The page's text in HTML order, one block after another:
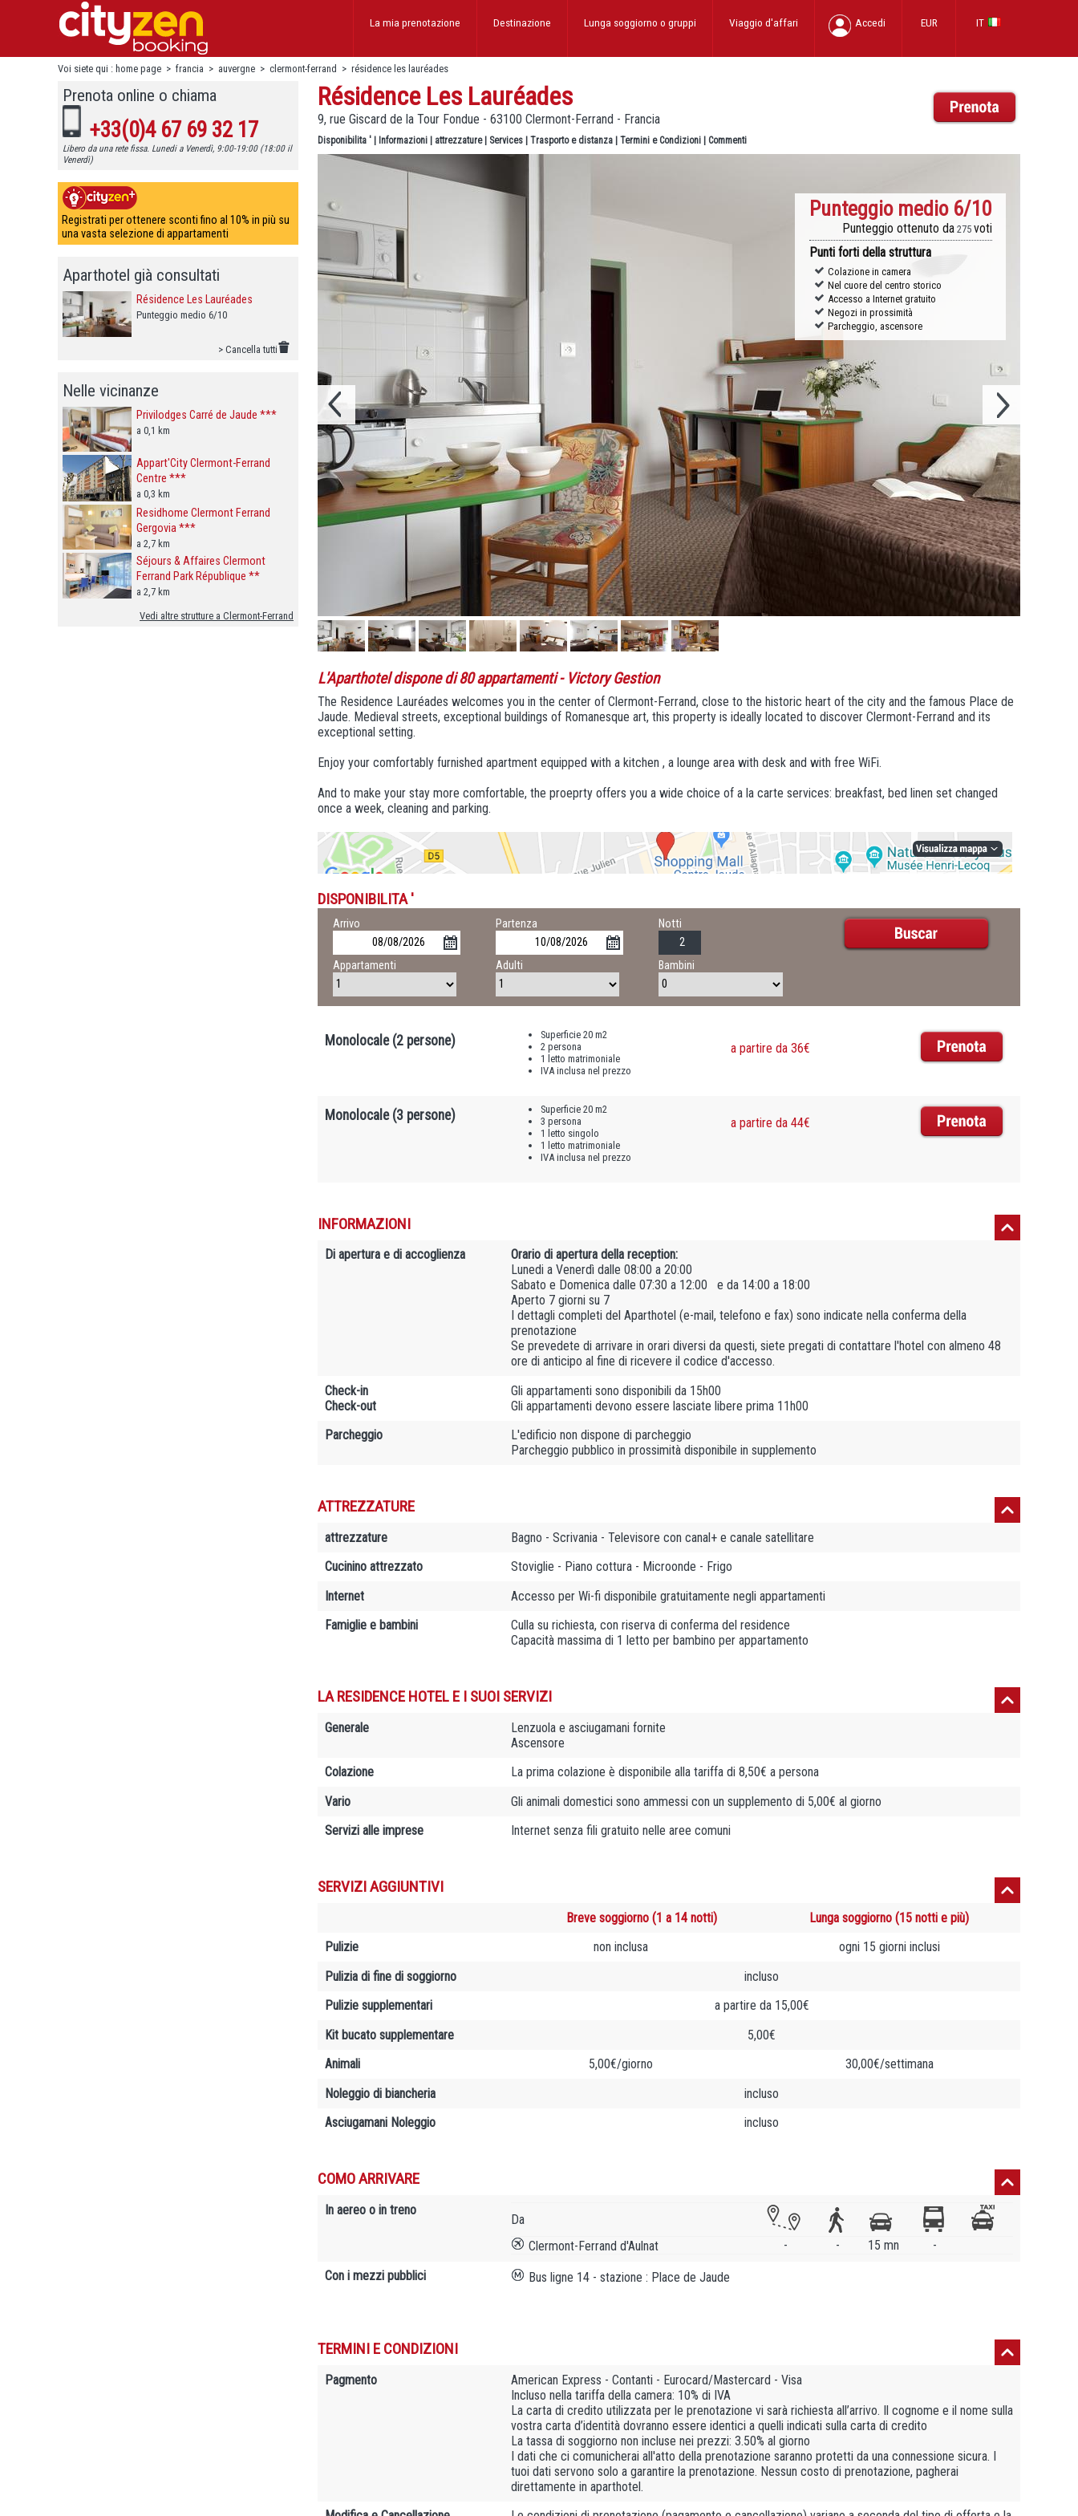
IT
EUR
Accedi
Viaggio d'affari
Lunga soggiorno o gruppi
Destinazione
La mia prenotazione
Voi siete qui : home page > francia > auvergne > clermont-ferrand > résidence les lauréades
Prenota online o chiama
+33(0)4 67 69 32 17
Libero da una rete fissa. Lunedi a Venerdì, 9:00-19:00 (18:00 il
Venerdì)
Registrati per ottenere sconti fino al 10% in più su
una vasta selezione di appartamenti
Aparthotel già consultati
Résidence Les Lauréades
Punteggio medio 6/10
> Cancella tutti
Nelle vicinanze
Privilodges Carré de Jaude ***
a 0,1 km
Appart'City Clermont-Ferrand
Centre ***
a 0,3 km
Residhome Clermont Ferrand
Gergovia ***
a 2,7 km
Séjours & Affaires Clermont
Ferrand Park République **
a 2,7 km
Vedi altre strutture a Clermont-Ferrand
Résidence Les Lauréades
9, rue Giscard de la Tour Fondue - 63100 Clermont-Ferrand - Francia
Disponibilita ' Informazioni attrezzature| Services Trasporto e distanza Termini e Condizioni Commenti
Punteggio medio 6/10
Punteggio ottenuto da275 voti
Punti forti della struttura
Colazione in camera
Nel cuore del centro storico
Accesso a Internet gratuito
Negozi in prossimità
Parcheggio, ascensore
L'Aparthotel dispone di 80 appartamenti- Victory Gestion
The Residence Lauréades welcomes you in the center of Clermont-Ferrand, close to the historic heart of the city and the famous Place de
Jaude. Medieval streets, exceptional buildings of Romanesque art, this property is ideally located to discover Clermont-Ferrand and its
exceptional setting.
Enjoy your comfortably furnished apartment equipped with a kitchen , a lounge area with desk and with free WiFi.
And to make your stay more comfortable, the proeprty offers you a wide choice of a la carte services: breakfast, bed linen set changed
once a week, cleaning and parking.
DISPONIBILITA '
Arrivo Partenza Notti
Appartamenti Adulti Bambini
Monolocale (2 persone)
Superficie 20 m2
2 persona
1 letto matrimoniale
IVA inclusa nel prezzo
a partire da 36€
Monolocale (3 persone)
Superficie 20 m2
3 persona
1 letto singolo
1 letto matrimoniale
IVA inclusa nel prezzo
a partire da 44€
INFORMAZIONI
Di apertura e di accoglienza
Orario di apertura della reception:
Lunedi a Venerdì dalle 08:00 a 20:00
Sabato e Domenica dalle 07:30 a 12:00 e da 14:00 a 18:00
Aperto 7 giorni su 7
I dettagli completi del Aparthotel (e-mail, telefono e fax) sono indicate nella conferma della
prenotazione
Se prevedete di arrivare in orari diversi da questi, siete pregati di contattare l'hotel con almeno 48
ore di anticipo al fine di ricevere il codice d'accesso.
Check-in
Check-out
Gli appartamenti sono disponibili da 15h00
Gli appartamenti devono essere lasciate libere prima 11h00
Parcheggio
L'edificio non dispone di parcheggio
Parcheggio pubblico in prossimità disponibile in supplemento
ATTREZZATURE
attrezzature
Bagno - Scrivania - Televisore con canal+ e canale satellitare
Cucinino attrezzato
Stoviglie - Piano cottura - Microonde - Frigo
Internet
Accesso per Wi-fi disponibile gratuitamente negli appartamenti
Famiglie e bambini
Culla su richiesta, con riserva di conferma del residence
Capacità massima di 1 letto per bambino per appartamento
LA RESIDENCE HOTEL E I SUOI SERVIZI
Generale
Lenzuola e asciugamani fornite
Ascensore
Colazione
La prima colazione è disponibile alla tariffa di 8,50€ a persona
Vario
Gli animali domestici sono ammessi con un supplemento di 5,00€ al giorno
Servizi alle imprese
Internet senza fili gratuito nelle aree comuni
SERVIZI AGGIUNTIVI
Lunga soggiorno (15 notti e più)
Breve soggiorno (1 a 14 notti)
Pulizie
ogni 15 giorni inclusi
non inclusa
Pulizia di fine di soggiorno
incluso
Pulizie supplementari
a partire da 15,00€
Kit bucato supplementare
5,00€
Animali
30,00€/settimana
5,00€/giorno
Noleggio di biancheria
incluso
Asciugamani Noleggio
incluso
COMO ARRIVARE
In aereo o in treno
Da
Clermont-Ferrand d'Aulnat
- - 15 mn -
Con i mezzi pubblici Bus ligne 14 - stazione : Place de Jaude
TERMINI E CONDIZIONI
Pagmento
American Express - Contanti - Eurocard/Mastercard - Visa
Incluso nella tariffa della camera: 10% di IVA
La carta di credito utilizzata per le prenotazione vi sarà richiesta all’arrivo. Il cognome e il nome sulla
vostra carta d’identità dovranno essere identici a quelli indicati sulla carta di credito
La tassa di soggiorno non incluse nei prezzi: 3.50% al giorno
I dati che ci comunicherai all'atto della prenotazione saranno protetti da una connessione sicura. I
tuoi dati servono solo a garantire la prenotazione. Nessun costo di prenotazione, pagherai
direttamente in aparthotel.